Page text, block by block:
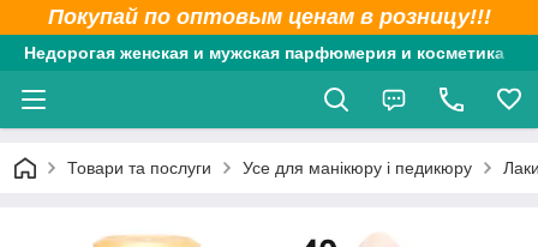
Покупай по оптовым ценам в розницу!!!
Недорогая женская и мужская парфюмерия и косметика
Товари та послуги Усе для манікюру і педикюру